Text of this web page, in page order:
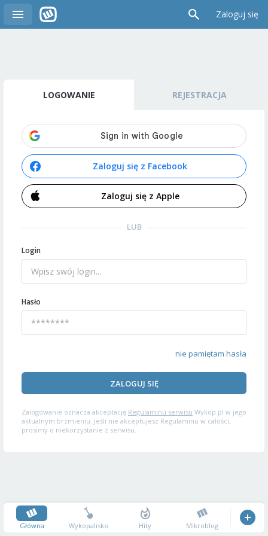
Zaloguj się
LOGOWANIE REJESTRACJA
Zaloguj się z Facebook
Zaloguj się z Apple
LUB
Login
Hasło
nie pamiętam hasła
ZALOGUJ SIĘ
Zalogowanie oznacza akceptację Regulaminu serwisu Wykop.pl w jego
aktualnym brzmieniu. Jeśli nie akceptujesz Regulaminu w całości,
prosimy o niekorzystanie z serwisu.
Główna Wykopalisko Hity Mikroblog